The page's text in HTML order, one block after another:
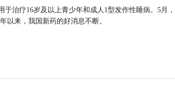
治疗16岁及以上青少年和成人1型发作性睡病。5月
来，我国新药的好消息不断。